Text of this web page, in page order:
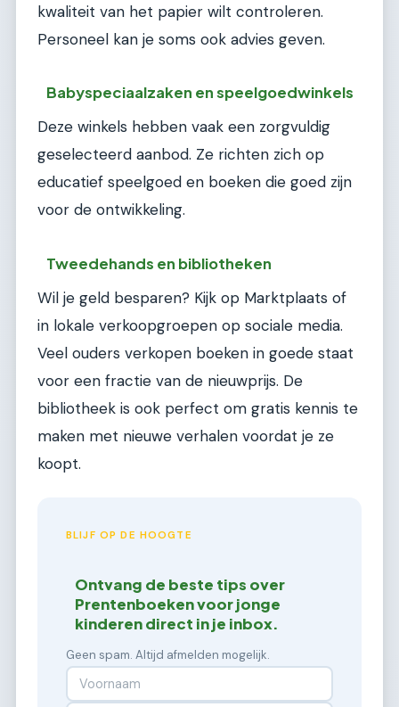
kwaliteit van het papier wilt controleren.
Personeel kan je soms ook advies geven.
Babyspeciaalzaken en speelgoedwinkels
Deze winkels hebben vaak een zorgvuldig
geselecteerd aanbod. Ze richten zich op
educatief speelgoed en boeken die goed zijn
voor de ontwikkeling.
Tweedehands en bibliotheken
Wil je geld besparen? Kijk op Marktplaats of
in lokale verkoopgroepen op sociale media.
Veel ouders verkopen boeken in goede staat
voor een fractie van de nieuwprijs. De
bibliotheek is ook perfect om gratis kennis te
maken met nieuwe verhalen voordat je ze
koopt.
BLIJF OP DE HOOGTE
Ontvang de beste tips over
Prentenboeken voor jonge
kinderen direct in je inbox.
Geen spam. Altijd afmelden mogelijk.